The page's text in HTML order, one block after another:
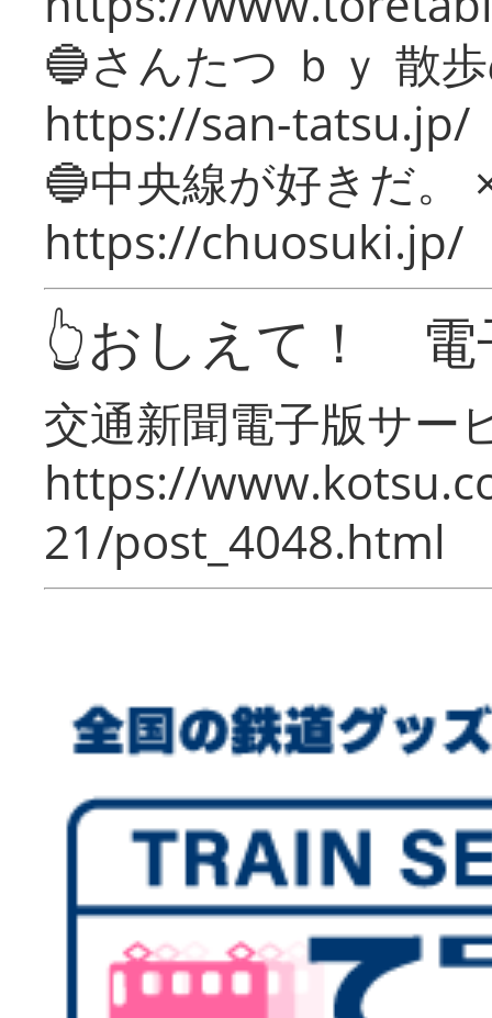
🔵さんたつ ｂｙ 散
https://san-tatsu.jp/
🔵中央線が好きだ。
https://chuosuki.jp/
👆おしえて！ 電
交通新聞電子版サー
https://
21/post_4048.html